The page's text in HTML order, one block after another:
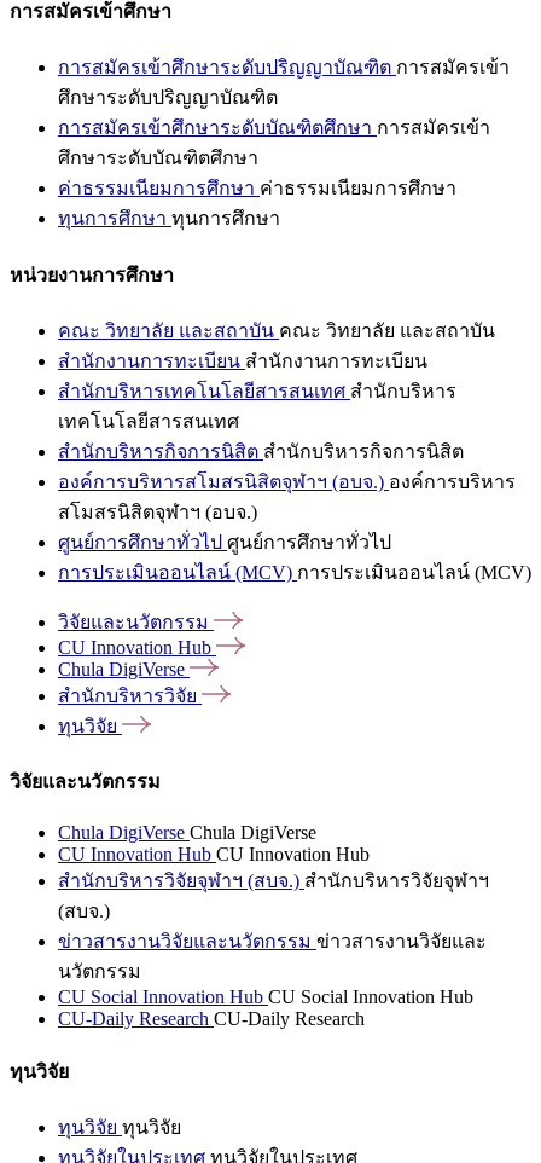
การสมัครเข้าศึกษา
การสมัครเข้าศึกษาระดับปริญญาบัณฑิต การสมัครเข้า
ศึกษาระดับปริญญาบัณฑิต
การสมัครเข้าศึกษาระดับบัณฑิตศึกษา การสมัครเข้า
ศึกษาระดับบัณฑิตศึกษา
ค่าธรรมเนียมการศึกษา ค่าธรรมเนียมการศึกษา
ทุนการศึกษา ทุนการศึกษา
หน่วยงานการศึกษา
คณะ วิทยาลัย และสถาบัน คณะ วิทยาลัย และสถาบัน
สำนักงานการทะเบียน สำนักงานการทะเบียน
สำนักบริหารเทคโนโลยีสารสนเทศ สำนักบริหาร
เทคโนโลยีสารสนเทศ
สำนักบริหารกิจการนิสิต สำนักบริหารกิจการนิสิต
องค์การบริหารสโมสรนิสิตจุฬาฯ (อบจ.) องค์การบริหาร
สโมสรนิสิตจุฬาฯ (อบจ.)
ศูนย์การศึกษาทั่วไป ศูนย์การศึกษาทั่วไป
การประเมินออนไลน์ (MCV) การประเมินออนไลน์ (MCV)
วิจัยและนวัตกรรม
CU Innovation Hub
Chula DigiVerse
สำนักบริหารวิจัย
ทุนวิจัย
วิจัยและนวัตกรรม
Chula DigiVerse Chula DigiVerse
CU Innovation Hub CU Innovation Hub
สำนักบริหารวิจัยจุฬาฯ (สบจ.) สำนักบริหารวิจัยจุฬาฯ
(สบจ.)
ข่าวสารงานวิจัยและนวัตกรรม ข่าวสารงานวิจัยและ
นวัตกรรม
CU Social Innovation Hub CU Social Innovation Hub
CU-Daily Research CU-Daily Research
ทุนวิจัย
ทุนวิจัย ทุนวิจัย
ทุนวิจัยในประเทศ ทุนวิจัยในประเทศ